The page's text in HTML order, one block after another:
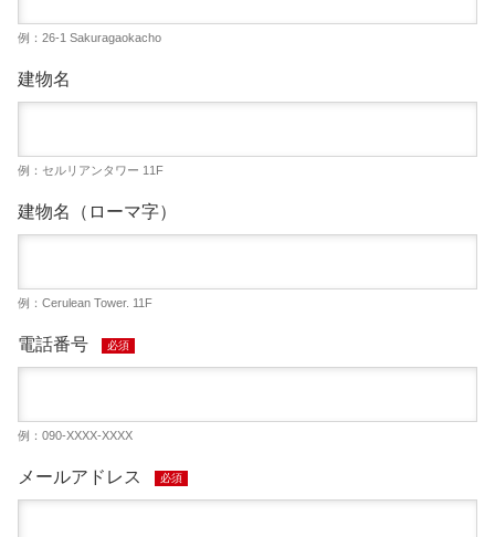
例：26-1 Sakuragaokacho
建物名
例：セルリアンタワー 11F
建物名（ローマ字）
例：Cerulean Tower. 11F
電話番号 必須
例：090-XXXX-XXXX
メールアドレス 必須